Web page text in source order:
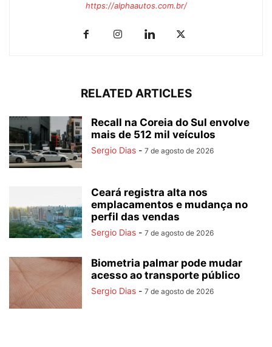
https://alphaautos.com.br/
RELATED ARTICLES
Recall na Coreia do Sul envolve
mais de 512 mil veículos
Sergio Dias - 7 de agosto de 2026
Ceará registra alta nos
emplacamentos e mudança no
perfil das vendas
Sergio Dias - 7 de agosto de 2026
Biometria palmar pode mudar
acesso ao transporte público
Sergio Dias - 7 de agosto de 2026